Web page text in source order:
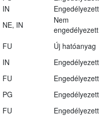
IN
Engedélyezett
NE, IN
Nem
engedélyezett
FU
Új hatóanyag
IN
Engedélyezett
FU
Engedélyezett
PG
Engedélyezett
FU
Engedélyezett